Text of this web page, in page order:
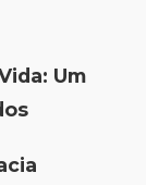
Um